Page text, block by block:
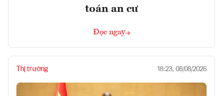
toán an cư
Đọc ngay
Thị trường 18:23, 08/08/2026